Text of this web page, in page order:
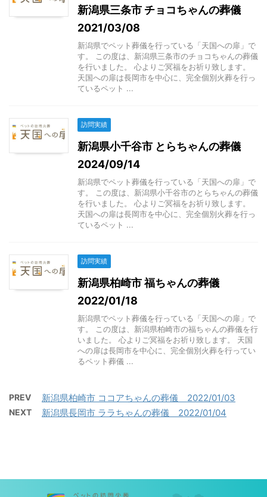
新潟県三条市 チョコちゃんの葬儀
2021/03/08
新潟県でペット葬儀を行っている「天国への扉」で
す。 この度は、新潟県三条市のチョコちゃんの葬儀
を行いました。 心よりご冥福をお祈り致します。
天国への扉は長岡市を中心に、完全個別火葬を行っ
ているペット ...
訪問実績
新潟県小千谷市 とらちゃんの葬儀
2024/09/14
新潟県でペット葬儀を行っている「天国への扉」で
す。 この度は、新潟県小千谷市のとらちゃんの葬儀
を行いました。 心よりご冥福をお祈り致します。
天国への扉は長岡市を中心に、完全個別火葬を行っ
ているペット ...
訪問実績
新潟県柏崎市 福ちゃんの葬儀
2022/01/18
新潟県でペット葬儀を行っている「天国への扉」で
す。 この度は、新潟県柏崎市の福ちゃんの葬儀を行
いました。 心よりご冥福をお祈り致します。 天国
への扉は長岡市を中心に、完全個別火葬を行ってい
るペット葬儀 ...
PREV 新潟県柏崎市 ココアちゃんの葬儀 2022/01/03
NEXT 新潟県長岡市 ララちゃんの葬儀 2022/01/04